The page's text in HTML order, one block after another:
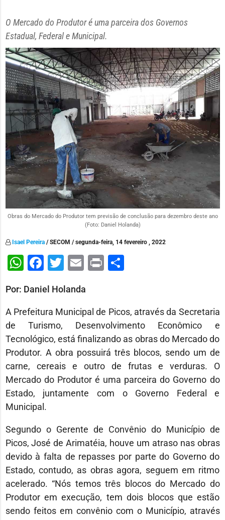
O Mercado do Produtor é uma parceira dos Governos
Estadual, Federal e Municipal.
Obras do Mercado do Produtor tem previsão de conclusão para dezembro deste ano
(Foto: Daniel Holanda)
Isael Pereira/ SECOM / segunda-feira, 14 fevereiro , 2022
WhatsApp
Facebook
Twitter
EmailPrint
Por: Daniel Holanda
A Prefeitura Municipal de Picos, através da Secretaria
de Turismo, Desenvolvimento Econômico e
Tecnológico, está finalizando as obras do Mercado do
Produtor. A obra possuirá três blocos, sendo um de
carne, cereais e outro de frutas e verduras. O
Mercado do Produtor é uma parceira do Governo do
Estado, juntamente com o Governo Federal e
Municipal.
Segundo o Gerente de Convênio do Município de
Picos, José de Arimatéia, houve um atraso nas obras
devido à falta de repasses por parte do Governo do
Estado, contudo, as obras agora, seguem em ritmo
acelerado. “Nós temos três blocos do Mercado do
Produtor em execução, tem dois blocos que estão
sendo feitos em convênio com o Município, através